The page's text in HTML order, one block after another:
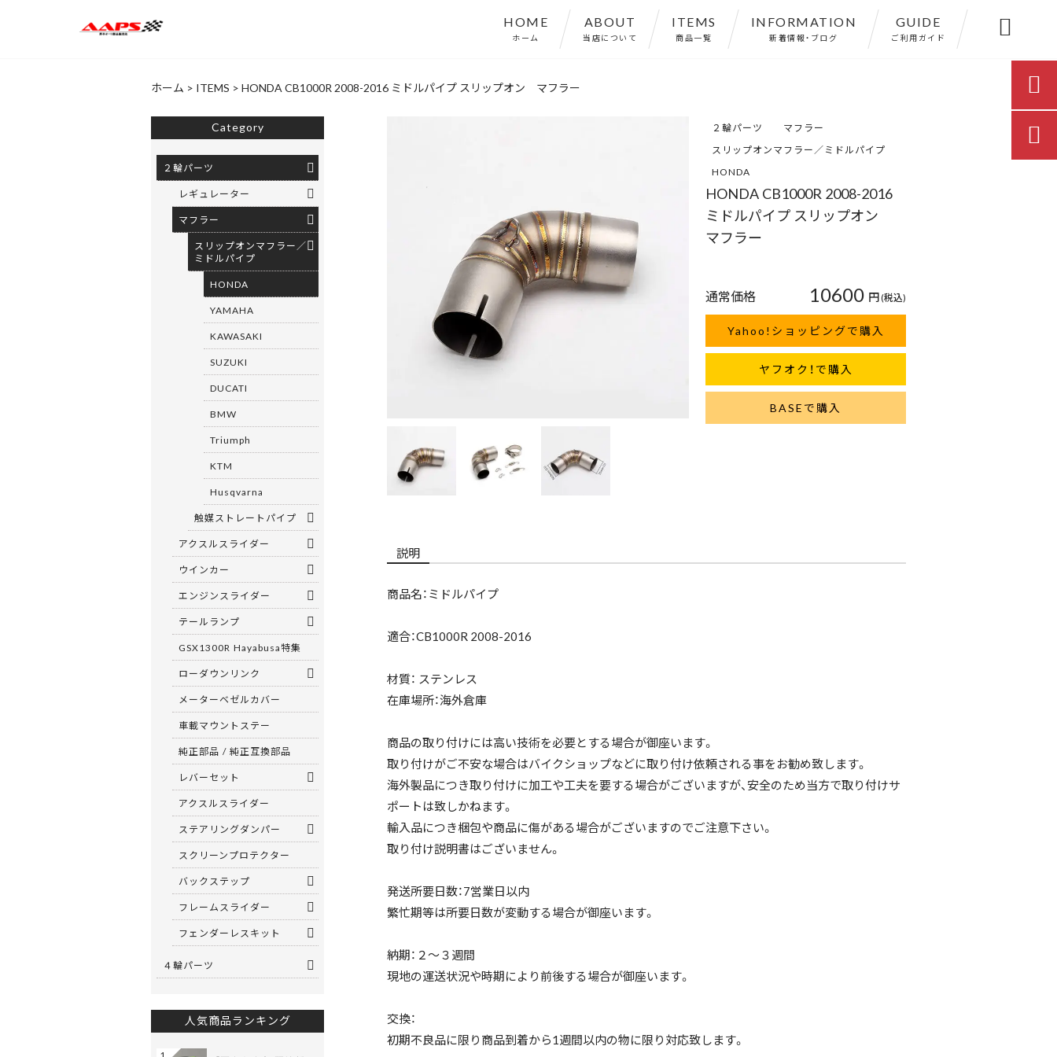
HOME
ホーム
ABOUT
当店について
ITEMS
商品一覧
INFORMATION
新着情報・ブログ
GUIDE
ご利用ガイド 
ホーム > ITEMS > HONDA CB1000R 2008-2016 ミドルパイプ スリップオン マフラー
２輪パーツ
マフラー
スリップオンマフラー／ミドルパイプ
HONDA
HONDA CB1000R 2008-2016
ミドルパイプ スリップオン
マフラー
通常価格 10600 円(税込)
Yahoo!ショッピングで購入
ヤフオク！で購入
BASEで購入
説明
商品名：ミドルパイプ
適合：CB1000R 2008-2016
材質： ステンレス
在庫場所：海外倉庫
商品の取り付けには高い技術を必要とする場合が御座います。
取り付けがご不安な場合はバイクショップなどに取り付け依頼される事をお勧め致します。
海外製品につき取り付けに加工や工夫を要する場合がございますが、安全のため当方で取り付けサ
ポートは致しかねます。
輸入品につき梱包や商品に傷がある場合がございますのでご注意下さい。
取り付け説明書はございません。
発送所要日数：7営業日以内
繁忙期等は所要日数が変動する場合が御座います。
納期：２〜３週間
現地の運送状況や時期により前後する場合が御座います。
交換：
初期不良品に限り商品到着から1週間以内の物に限り対応致します。
Category
２輪パーツ
レギュレーター
マフラー
スリップオンマフラー／
ミドルパイプ
HONDA
YAMAHA
KAWASAKI
SUZUKI
DUCATI
BMW
Triumph
KTM
Husqvarna
触媒ストレートパイプ
アクスルスライダー
ウインカー
エンジンスライダー
テールランプ
GSX1300R Hayabusa特集
ローダウンリンク
メーターベゼルカバー
車載マウントステー
純正部品 / 純正互換部品
レバーセット
アクスルスライダー
ステアリングダンパー
スクリーンプロテクター
バックステップ
フレームスライダー
フェンダーレスキット
４輪パーツ
人気商品ランキング

